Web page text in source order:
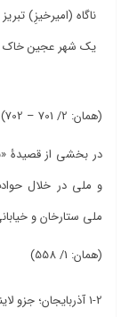
ناگاه (امیرخیزِ) تبریز
یک شهر عجین
(همان: 2/ 701 – 702)
در بخشی از قصیدۀ
و ملی در خلال
ملی ستارخان و
(همان: 1/ 558)
1-2 آذربایجان؛ جزو لاینفک ایران